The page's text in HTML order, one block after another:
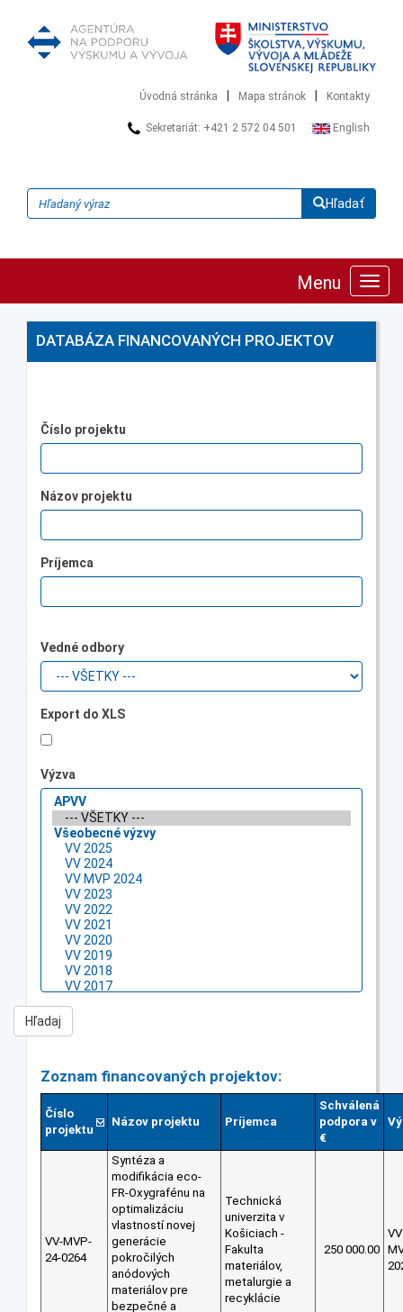
Úvodná stránka Mapa stránok Kontakty
Sekretariát: +421 2 572 04 501 English
Hľadať
Menu
DATABÁZA FINANCOVANÝCH PROJEKTOV
Číslo projektu
Názov projektu
Príjemca
Vedné odbory
Export do XLS
Výzva
Zoznam financovaných projektov:
Číslo
projektu
Názov projektu Príjemca
Schválená
podpora v
€
VV-MVP-
24-0264
Syntéza a
modifikácia eco-
FR-Oxygrafénu na
optimalizáciu
vlastností novej
generácie
pokročilých
anódových
materiálov pre
bezpečné a
Technická
univerzita v
Košiciach -
Fakulta
materiálov,
metalurgie a
recyklácie
250 000.00
VV